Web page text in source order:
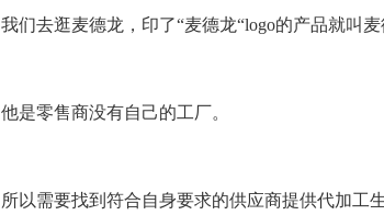
我们去逛麦德龙，印了“麦德龙“logo的产品就叫麦
他是零售商没有自己的工厂。
所以需要找到符合自身要求的供应商提供代加工生